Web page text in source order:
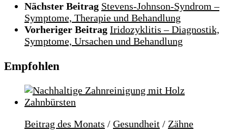
Nächster Beitrag Stevens-Johnson-Syndrom –
Symptome, Therapie und Behandlung
Vorheriger Beitrag Iridozyklitis – Diagnostik,
Symptome, Ursachen und Behandlung
Empfohlen
Beitrag des Monats / Gesundheit / Zähne